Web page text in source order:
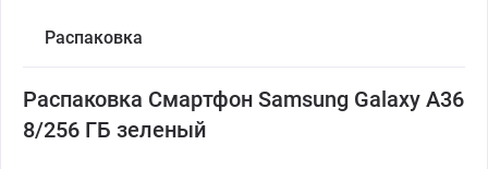
Распаковка
Распаковка Смартфон Samsung Galaxy A36
8/256 ГБ зеленый